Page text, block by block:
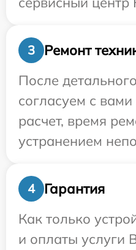
3
Ремонт
После
согласуем с
расчет, время
устранением
4
Гарантия
Как только
и оплаты услуги